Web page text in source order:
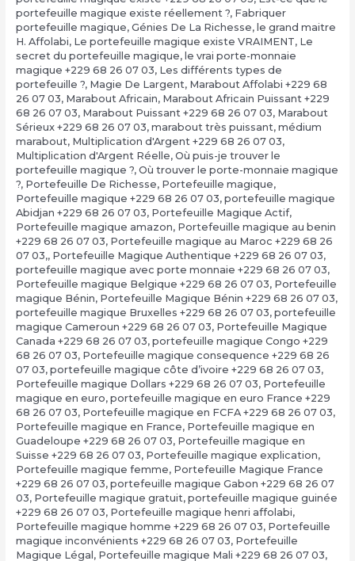
portefeuille magique existe réellement ?, Fabriquer
portefeuille magique, Génies De La Richesse, le grand maitre
H. Affolabi, Le portefeuille magique existe VRAIMENT, Le
secret du portefeuille magique, le vrai porte-monnaie
magique +229 68 26 07 03, Les différents types de
portefeuille ?, Magie De Largent, Marabout Affolabi +229 68
26 07 03, Marabout Africain, Marabout Africain Puissant +229
68 26 07 03, Marabout Puissant +229 68 26 07 03, Marabout
Sérieux +229 68 26 07 03, marabout très puissant, médium
marabout, Multiplication d'Argent +229 68 26 07 03,
Multiplication d'Argent Réelle, Où puis-je trouver le
portefeuille magique ?, Où trouver le porte-monnaie magique
?, Portefeuille De Richesse, Portefeuille magique,
Portefeuille magique +229 68 26 07 03, portefeuille magique
Abidjan +229 68 26 07 03, Portefeuille Magique Actif,
Portefeuille magique amazon, Portefeuille magique au benin
+229 68 26 07 03, Portefeuille magique au Maroc +229 68 26
07 03,, Portefeuille Magique Authentique +229 68 26 07 03,
portefeuille magique avec porte monnaie +229 68 26 07 03,
Portefeuille magique Belgique +229 68 26 07 03, Portefeuille
magique Bénin, Portefeuille Magique Bénin +229 68 26 07 03,
portefeuille magique Bruxelles +229 68 26 07 03, portefeuille
magique Cameroun +229 68 26 07 03, Portefeuille Magique
Canada +229 68 26 07 03, portefeuille magique Congo +229
68 26 07 03, Portefeuille magique consequence +229 68 26
07 03, portefeuille magique côte d’ivoire +229 68 26 07 03,
Portefeuille magique Dollars +229 68 26 07 03, Portefeuille
magique en euro, portefeuille magique en euro France +229
68 26 07 03, Portefeuille magique en FCFA +229 68 26 07 03,
Portefeuille magique en France, Portefeuille magique en
Guadeloupe +229 68 26 07 03, Portefeuille magique en
Suisse +229 68 26 07 03, Portefeuille magique explication,
Portefeuille magique femme, Portefeuille Magique France
+229 68 26 07 03, portefeuille magique Gabon +229 68 26 07
03, Portefeuille magique gratuit, portefeuille magique guinée
+229 68 26 07 03, Portefeuille magique henri affolabi,
Portefeuille magique homme +229 68 26 07 03, Portefeuille
magique inconvénients +229 68 26 07 03, Portefeuille
Magique Légal, Portefeuille magique Mali +229 68 26 07 03,